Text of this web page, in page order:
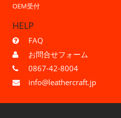
OEM受付
HELP
FAQ
お問合せフォーム
0867-42-8004
info@leathercraft.jp